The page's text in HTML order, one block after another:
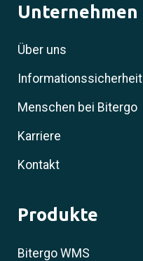
Unternehmen
Über uns
Informationssicherheit
Menschen bei Bitergo
Karriere
Kontakt
Produkte
Bitergo WMS